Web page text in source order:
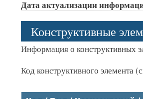
Дата актуализации
Конструктивные
Информация о конструктивных
Код конструктивного элемента